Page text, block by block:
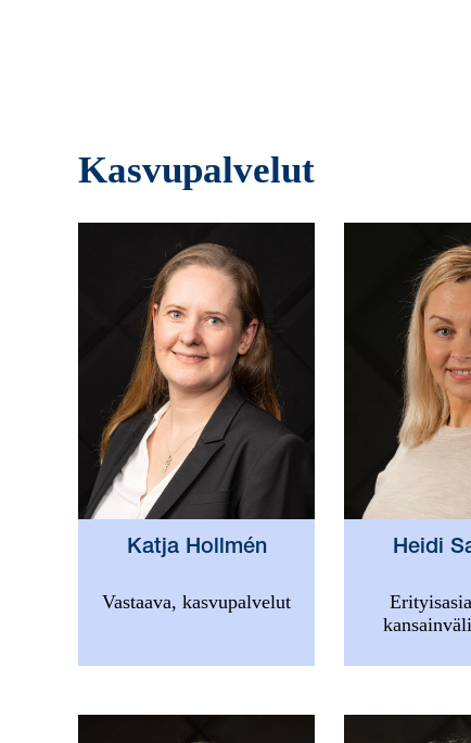
Kasvupalvelut
Katja Hollmén
Vastaava, kasvupalvelut
Heidi